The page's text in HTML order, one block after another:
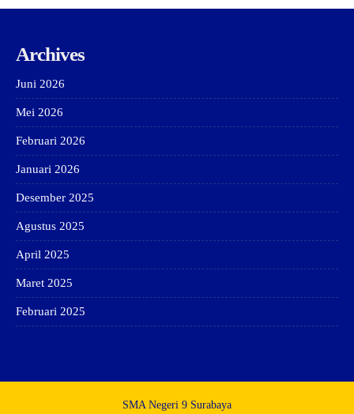
Archives
Juni 2026
Mei 2026
Februari 2026
Januari 2026
Desember 2025
Agustus 2025
April 2025
Maret 2025
Februari 2025
SMA Negeri 9 Surabaya